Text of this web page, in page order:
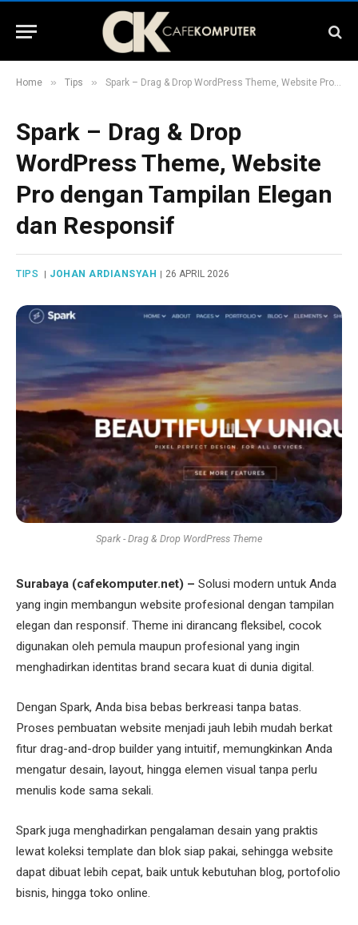
Home » Tips » Spark – Drag & Drop WordPress Theme, Website Pro dengan Tampilan Elegan dan Responsif
Spark – Drag & Drop
WordPress Theme, Website
Pro dengan Tampilan Elegan
dan Responsif
TIPS JOHAN ARDIANSYAH 26 APRIL 2026
Spark - Drag & Drop WordPress Theme
Surabaya (cafekomputer.net) – Solusi modern untuk Anda
yang ingin membangun website profesional dengan tampilan
elegan dan responsif. Theme ini dirancang fleksibel, cocok
digunakan oleh pemula maupun profesional yang ingin
menghadirkan identitas brand secara kuat di dunia digital.
Dengan Spark, Anda bisa bebas berkreasi tanpa batas.
Proses pembuatan website menjadi jauh lebih mudah berkat
fitur drag-and-drop builder yang intuitif, memungkinkan Anda
mengatur desain, layout, hingga elemen visual tanpa perlu
menulis kode sama sekali.
Spark juga menghadirkan pengalaman desain yang praktis
lewat koleksi template dan blok siap pakai, sehingga website
dapat dibuat lebih cepat, baik untuk kebutuhan blog, portofolio
bisnis, hingga toko online.